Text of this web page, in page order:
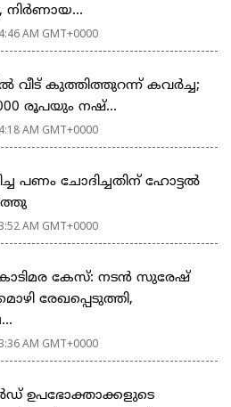
നിര്‍ണായ...
AM GMT+0000
വീട് കുത്തിത്തുറന്ന് കവർച്ച;
രൂപയും നഷ്...
AM GMT+0000
പണം ചോദിച്ചതിന് ഹോട്ടൽ
AM GMT+0000
കേസ്: നടൻ സുരേഷ്
രേഖപ്പെടുത്തി,
AM GMT+0000
ഉപഭോക്താക്കളുടെ